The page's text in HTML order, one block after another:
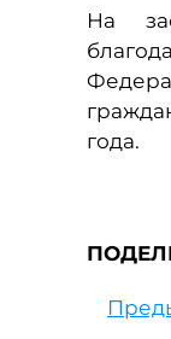
На
года.